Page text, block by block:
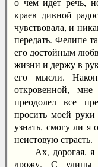
краев дивной
чувствовала, и
передать. Фелипе
его достойным
жизни и держу в
его мысли.
откровенной,
преодолел все
просить моей
узнать, смогу ли я
неистовую страсть.
Ах, дорогая, я
дрожу. С улицы